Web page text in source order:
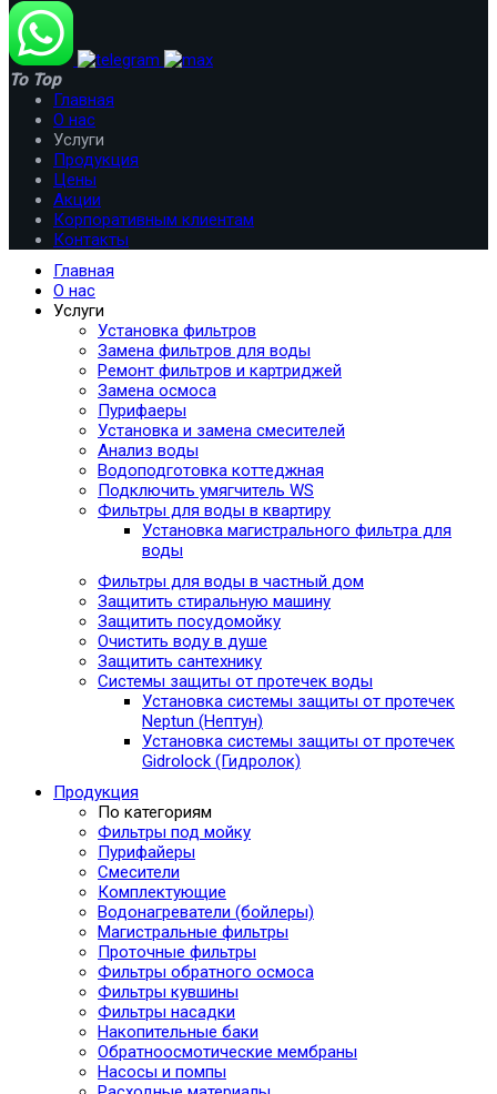
To Top
Главная
О нас
Услуги
Продукция
Цены
Акции
Корпоративным клиентам
Контакты
Главная
О нас
Услуги
Установка фильтров
Замена фильтров для воды
Ремонт фильтров и картриджей
Замена осмоса
Пурифаеры
Установка и замена смесителей
Анализ воды
Водоподготовка коттеджная
Подключить умягчитель WS
Фильтры для воды в квартиру
Установка магистрального фильтра для
воды
Фильтры для воды в частный дом
Защитить стиральную машину
Защитить посудомойку
Очистить воду в душе
Защитить сантехнику
Системы защиты от протечек воды
Установка системы защиты от протечек
Neptun (Нептун)
Установка системы защиты от протечек
Gidrolock (Гидролок)
Продукция
По категориям
Фильтры под мойку
Пурифайеры
Смесители
Комплектующие
Водонагреватели (бойлеры)
Магистральные фильтры
Проточные фильтры
Фильтры обратного осмоса
Фильтры кувшины
Фильтры насадки
Накопительные баки
Обратноосмотические мембраны
Насосы и помпы